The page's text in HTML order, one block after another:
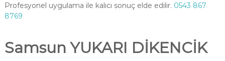
Profesyonel uygulama ile kalıcı sonuç elde edilir. 0543 867
8769
Samsun YUKARI DİKENCİK